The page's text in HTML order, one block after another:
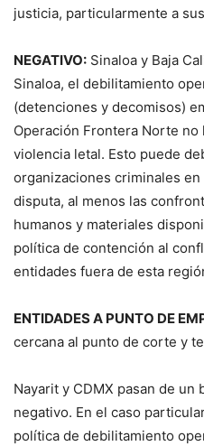
justicia, particularmente a
NEGATIVO: Sinaloa y Baja
Sinaloa, el debilitamiento
(detenciones y decomisos)
Operación Frontera Norte
violencia letal. Esto puede
organizaciones criminales
disputa, al menos las
humanos y materiales
política de contención al
entidades fuera de esta
ENTIDADES A PUNTO DE
cercana al punto de corte y
Nayarit y CDMX pasan de un
negativo. En el caso
política de debilitamiento